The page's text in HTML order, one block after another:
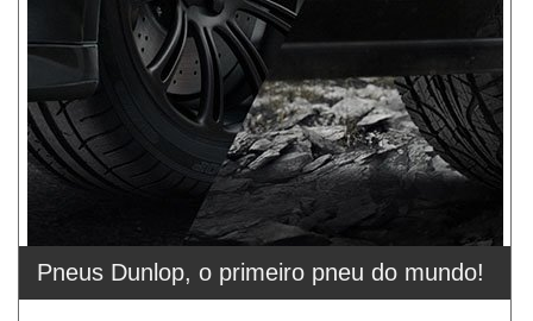
Pneus Dunlop, o primeiro pneu do mundo!